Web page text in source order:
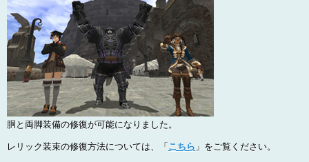
胴と両脚装備の修復が可能になりました。
レリック装束の修復方法については、「こちら 」をご覧ください。